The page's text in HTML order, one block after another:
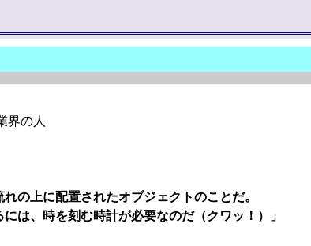
界の人
の上に配置されたオブジェクトのことだ。
は、時を刻む時計が必要なのだ（クワッ！）」